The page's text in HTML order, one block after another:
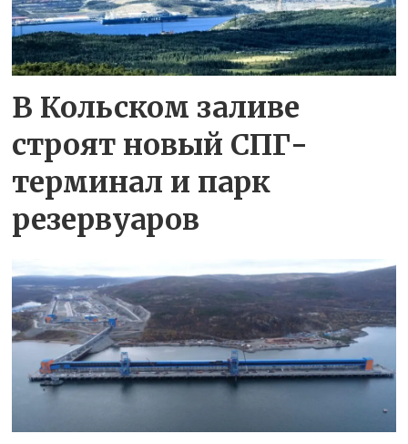
В Кольском заливе
строят новый СПГ-
терминал и парк
резервуаров